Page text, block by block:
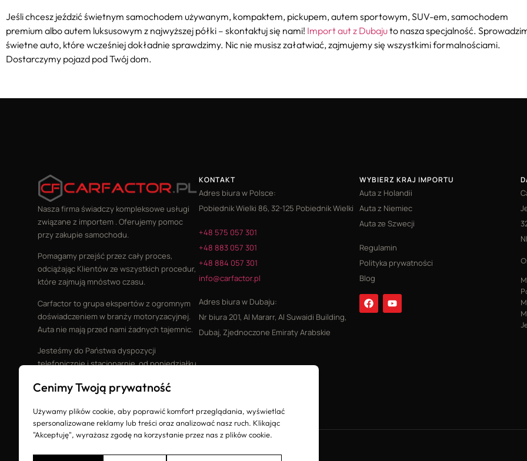
Jeśli chcesz jeździć świetnym samochodem używanym, kompaktem, pickupem, autem sportowym, SUV-em, samochodem
premium albo autem luksusowym z najwyższej półki – skontaktuj się nami! Import aut z Dubajuto nasza specjalność.
świetne auto, które wcześniej dokładnie sprawdzimy. Nic nie musisz załatwiać, zajmujemy się wszystkimi formalnościami.
Dostarczymy pojazd pod Twój dom.
Nasza firma świadczy kompleksowe usługi
związane z importem . Oferujemy pomoc
przy zakupie samochodu.
Pomagamy przejść przez cały proces,
odciążając Klientów ze wszystkich procedur,
które zajmują mnóstwo czasu.
Carfactor to grupa ekspertów z ogromnym
doświadczeniem w branży motoryzacyjnej.
Auta nie mają przed nami żadnych tajemnic.
Jesteśmy do Państwa dyspozycji
telefonicznie i stacjonarnie, od poniedziałku
KONTAKT
Adres biura w Polsce:
Pobiednik Wielki 86, 32-125 Pobiednik Wielki
+48 575 057 301
+48 883 057 301
+48 884 057 301
info@carfactor.pl
Adres biura w Dubaju:
Nr biura 201, Al Mararr, Al Suwaidi Building,
Dubaj, Zjednoczone Emiraty Arabskie
WYBIERZ KRAJ IMPORTU
Auta z Holandii
Auta z Niemiec
Auta ze Szwecji
Regulamin
Polityka prywatności
Blog
Cenimy Twoją prywatność
Używamy plików cookie, aby poprawić komfort przeglądania, wyświetlać
spersonalizowane reklamy lub treści oraz analizować nasz ruch. Klikając
"Akceptuję", wyrażasz zgodę na korzystanie przez nas z plików cookie.